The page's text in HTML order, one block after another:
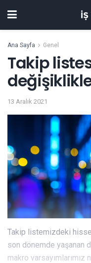
Ana Sayfa Genel
Takip
13 Aralık 2021
Takip listemizdeki
son dönemde yaşanan
makro